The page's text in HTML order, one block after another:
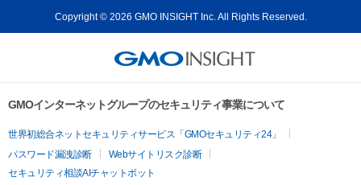
Copyright © 2026 GMO INSIGHT Inc. All Rights Reserved.
GMOインターネットグループのセキュリティ事業について
世界初総合ネットセキュリティサービス「GMOセキュリティ24」
パスワード漏洩診断
Webサイトリスク診断
セキュリティ相談AIチャットボット